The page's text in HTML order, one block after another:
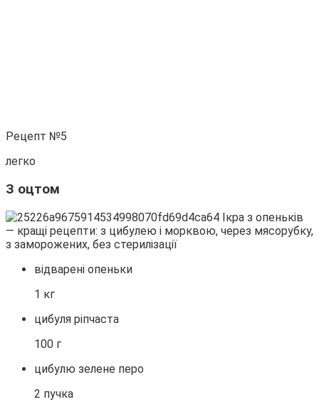
Рецепт №5
легко
З оцтом
відварені опеньки
1 кг
цибуля ріпчаста
100 г
цибулю зелене перо
2 пучка